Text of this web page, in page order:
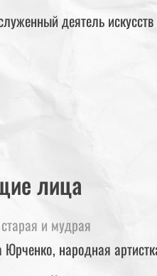
деятель
лица
и мудрая
Юрченко, народная